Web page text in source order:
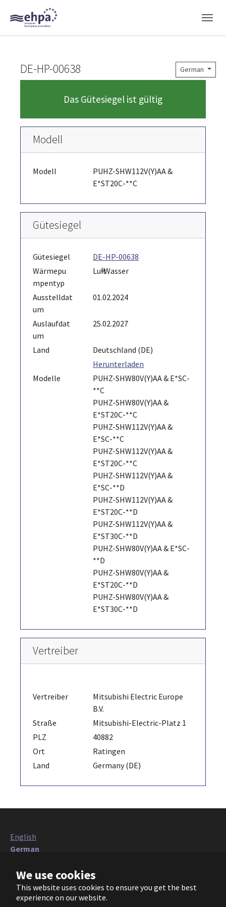
We use cookies
This website uses cookies to ensure you get the best
experience on our website.
Skip to main navigation
Skip to main content
Skip to page footer
German
DE-HP-00638
Das Gütesiegel ist gültig
Modell
Modell
PUHZ-SHW112V(Y)AA &
E*ST20C-**C
Gütesiegel
Gütesiegel
DE-HP-00638
Wärmepu
mpentyp
Luft-Wasser
Ausstelldat
um
01.02.2024
Auslaufdat
um
25.02.2027
Land
Deutschland (DE)
Herunterladen
Modelle
PUHZ-SHW80V(Y)AA & E*SC-
**C
PUHZ-SHW80V(Y)AA &
E*ST20C-**C
PUHZ-SHW112V(Y)AA &
E*SC-**C
PUHZ-SHW112V(Y)AA &
E*ST20C-**C
PUHZ-SHW112V(Y)AA &
E*SC-**D
PUHZ-SHW112V(Y)AA &
E*ST20C-**D
PUHZ-SHW112V(Y)AA &
E*ST30C-**D
PUHZ-SHW80V(Y)AA & E*SC-
**D
PUHZ-SHW80V(Y)AA &
E*ST20C-**D
PUHZ-SHW80V(Y)AA &
E*ST30C-**D
Vertreiber
Vertreiber
Mitsubishi Electric Europe
B.V.
Straße
Mitsubishi-Electric-Platz 1
PLZ
40882
Ort
Ratingen
Land
Germany (DE)
English
German
French
Polish
Czech